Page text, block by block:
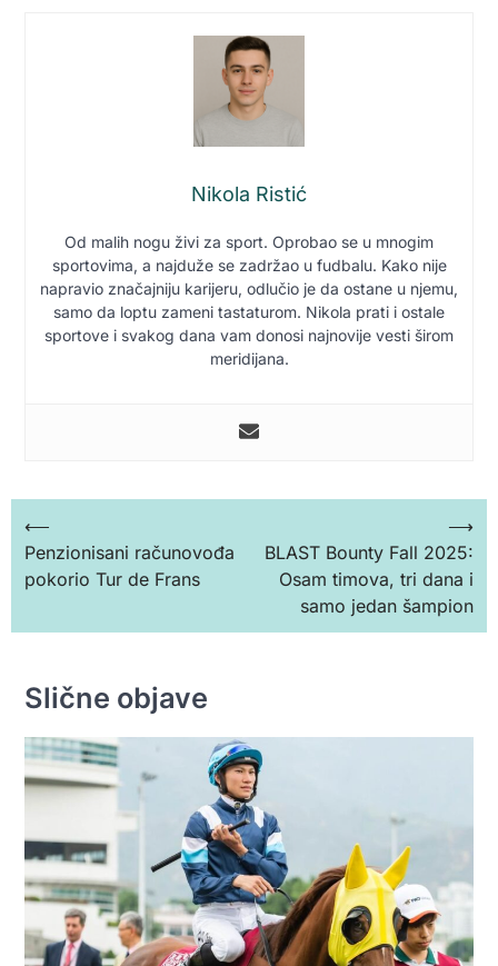
Nikola Ristić
Od malih nogu živi za sport. Oprobao se u mnogim
sportovima, a najduže se zadržao u fudbalu. Kako nije
napravio značajniju karijeru, odlučio je da ostane u njemu,
samo da loptu zameni tastaturom. Nikola prati i ostale
sportove i svakog dana vam donosi najnovije vesti širom
meridijana.
Кретање
чланка
⟵
Penzionisani računovođa
pokorio Tur de Frans
BLAST Bounty Fall 2025:
Osam timova, tri dana i
samo jedan šampion
⟶
Slične objave